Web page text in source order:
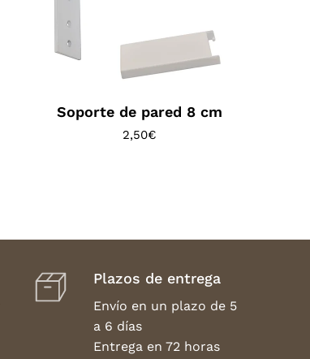
Soporte de pared 8 cm
2,50€
Plazos de entrega
Envío en un plazo de 5
a 6 días
Entrega en 72 horas